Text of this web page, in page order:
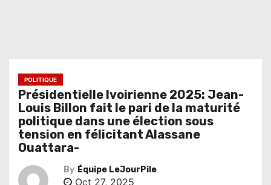
POLITIQUE
Présidentielle Ivoirienne 2025: Jean-
Louis Billon fait le pari de la maturité
politique dans une élection sous
tension en félicitant Alassane
Ouattara-
By Équipe LeJourPile
Oct 27, 2025